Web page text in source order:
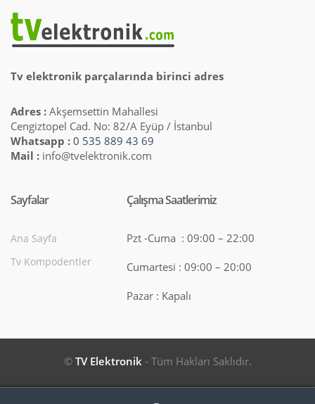
Tv elektronik parçalarında birinci adres
Adres : Akşemsettin Mahallesi
Cengiztopel Cad. No: 82/A Eyüp / İstanbul
Whatsapp : 0 535 889 43 69
Mail : info@tvelektronik.com
Sayfalar
Ana Sayfa
Tv Kompodentler
Çalışma Saatlerimiz
Pzt -Cuma : 09:00 – 22:00
Cumartesi : 09:00 – 20:00
Pazar : Kapalı
© TV Elektronik- Tüm Hakları Saklıdır.